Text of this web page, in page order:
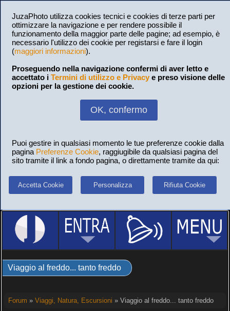
JuzaPhoto utilizza cookies tecnici e cookies di terze parti per
ottimizzare la navigazione e per rendere possibile il
funzionamento della maggior parte delle pagine; ad esempio, è
necessario l'utilizzo dei cookie per registarsi e fare il login
(maggiori informazioni).
Proseguendo nella navigazione confermi di aver letto e
accettato i Termini di utilizzo e Privacy e preso visione delle
opzioni per la gestione dei cookie.
OK, confermo
Puoi gestire in qualsiasi momento le tue preferenze cookie dalla
pagina Preferenze Cookie, raggiugibile da qualsiasi pagina del
sito tramite il link a fondo pagina, o direttamente tramite da qui:
Accetta Cookie Personalizza Rifiuta Cookie
Viaggio al freddo... tanto freddo
Forum » Viaggi, Natura, Escursioni » Viaggio al freddo... tanto freddo